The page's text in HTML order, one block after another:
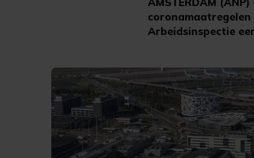
coronamaatregelen
Arbeidsinspectie